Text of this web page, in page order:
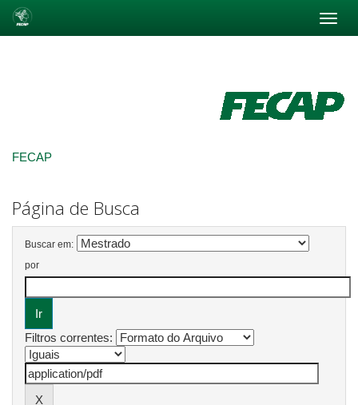
FECAP
Página de Busca
Buscar em:
por
Filtros correntes: